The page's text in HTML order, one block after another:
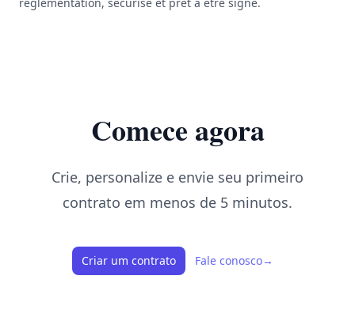
Comece agora
Crie, personalize e envie seu primeiro
contrato em menos de 5 minutos.
Criar um contrato Fale conosco→